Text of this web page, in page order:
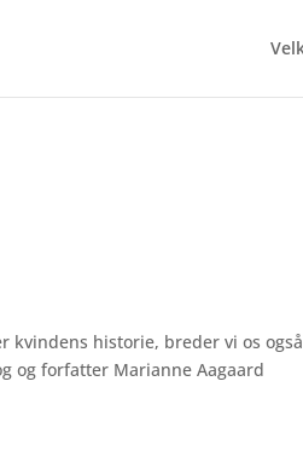
historie, breder vi os også
og forfatter Marianne Aagaard